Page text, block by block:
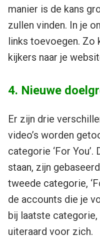
manier is de kans
zullen vinden. In je
links toevoegen. Zo
kijkers naar je
4. Nieuwe
Er zijn drie
video’s worden
categorie ‘For You’.
staan, zijn
tweede categorie,
de accounts die je
bij laatste categorie,
uiteraard voor zich.